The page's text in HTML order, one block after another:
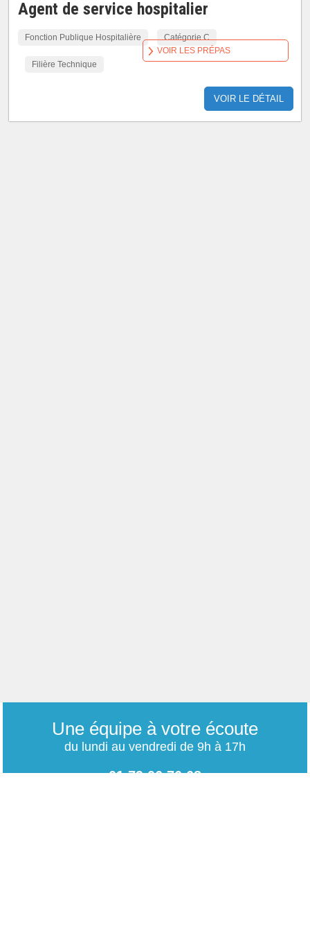
Agent de service hospitalier
Fonction Publique Hospitalière Catégorie C
Filière Technique
VOIR LE DÉTAIL
VOIR LES PRÉPAS
Une équipe à votre écoute
du lundi au vendredi de 9h à 17h
01 79 06 76 68